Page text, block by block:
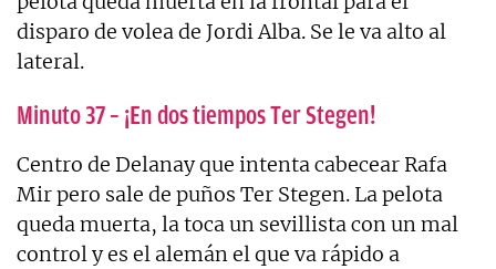
disparo de volea de Jordi Alba. Se le va alto al
lateral.
Minuto 37 – ¡En dos tiempos Ter Stegen!
Centro de Delanay que intenta cabecear Rafa
Mir pero sale de puños Ter Stegen. La pelota
queda muerta, la toca un sevillista con un mal
control y es el alemán el que va rápido a